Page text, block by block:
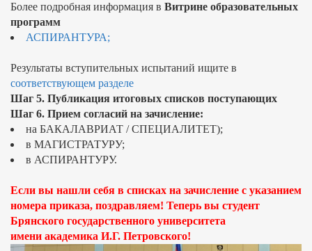
Более подробная информация в Витрине образовательных
программ
АСПИРАНТУРА;
Результаты вступительных испытаний ищите в
соответствующем разделе
Шаг 5. Публикация итоговых списков поступающих
Шаг 6. Прием согласий на зачисление:
на БАКАЛАВРИАТ / СПЕЦИАЛИТЕТ);
в МАГИСТРАТУРУ;
в АСПИРАНТУРУ.
Если вы нашли себя в списках на зачисление с указанием
номера приказа, поздравляем! Теперь вы студент
Брянского государственного университета
имени академика И.Г. Петровского!